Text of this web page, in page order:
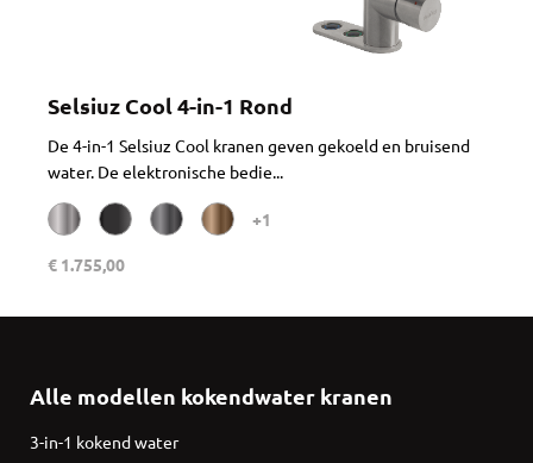
Selsiuz Cool 4-in-1 Rond
De 4-in-1 Selsiuz Cool kranen geven gekoeld en bruisend
water. De elektronische bedie...
+1
€ 1.755,00
Alle modellen kokendwater kranen
3-in-1 kokend water